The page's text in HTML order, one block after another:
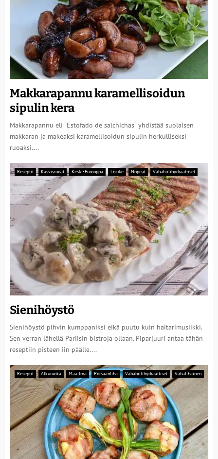
Makkarapannu karamellisoidun
sipulin kera
Makkarapannu eli ”Estofado de salchichas” yhdistää suolaisen
makkaran ja makeaksi karamellisoidun sipulin herkulliseksi
ruoaksi....
Reseptit Kasvisruoat Keski-Eurooppa Lisuke Nopeat Vähähiilihydraattiset
Sienihöystö
Sienihöystö pihvin kumppaniksi eikä puutu kuin haitarimusiikki.
Sen verran lähellä Pariisin bistroja ollaan. Piparjuuri antaa tähän
reseptiin pisteen iin päälle....
Reseptit Alkuruoka Maailma Porsaanliha Vähähiilihydraattiset Vähälihainen